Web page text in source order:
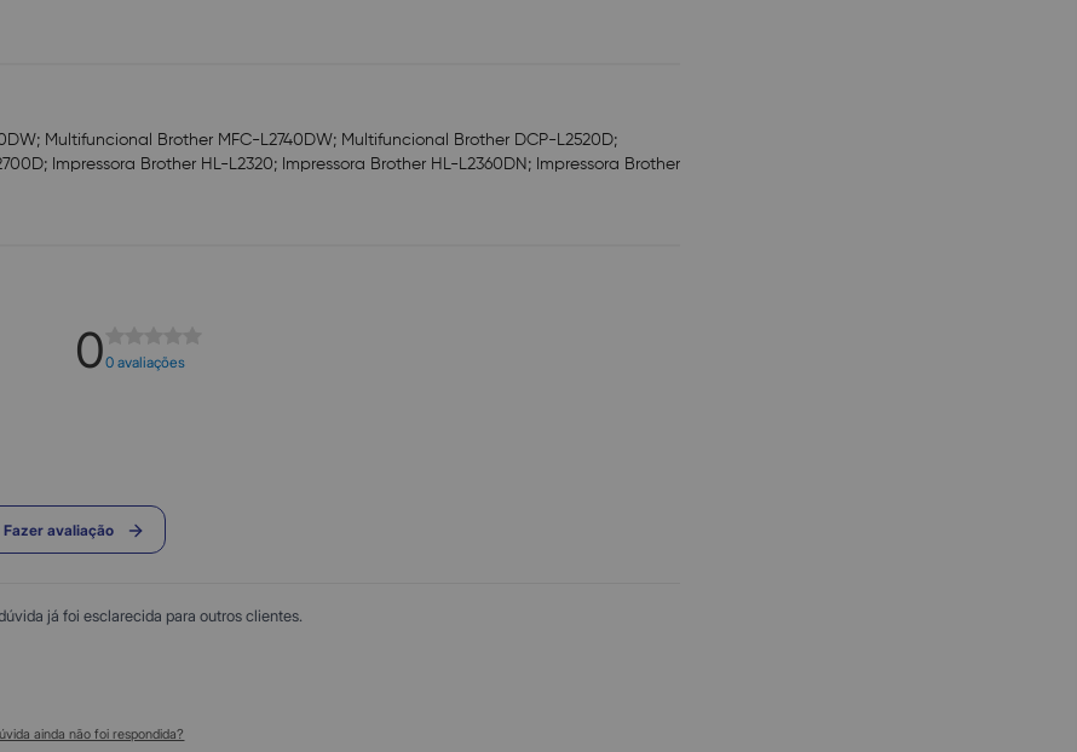
Multifuncional Brother MFC-L2740DW; Multifuncional Brother DCP-L2520D;
Impressora Brother HL-L2320; Impressora Brother HL-L2360DN; Impressora Brother
00 avaliações
Fazer avaliação
já foi esclarecida para outros clientes.
ainda não foi respondida?